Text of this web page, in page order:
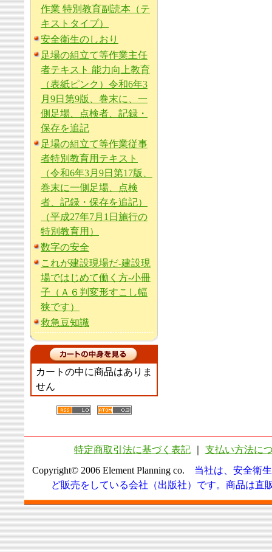
作業 特別教育副読本（テ
キストタイプ）
安全衛生のしおり
足場の組立て等作業主任
者テキスト 能力向上教育
（表紙ピンク）令和6年3
月9日第9版、巻末に、一
側足場、点検者、記録・
保存を追記
足場の組立て等作業従事
者特別教育用テキスト
（令和6年3月9日第17版、
巻末に一側足場、点検
者、記録・保存を追記）
（平成27年7月1日施行の
特別教育用）
数字の安全
これが建設現場だ-建設現
場ではじめて働く方-小冊
子（Ａ６判変形すこし幅
狭です）
救急豆知識
カートの中に商品はありま
せん
特定商取引法に基づく表記
支払い方法に
Copyright© 2006 Element Planning co. 当社は、安全衛
ど販売をしている会社（出版社）です。商品は直